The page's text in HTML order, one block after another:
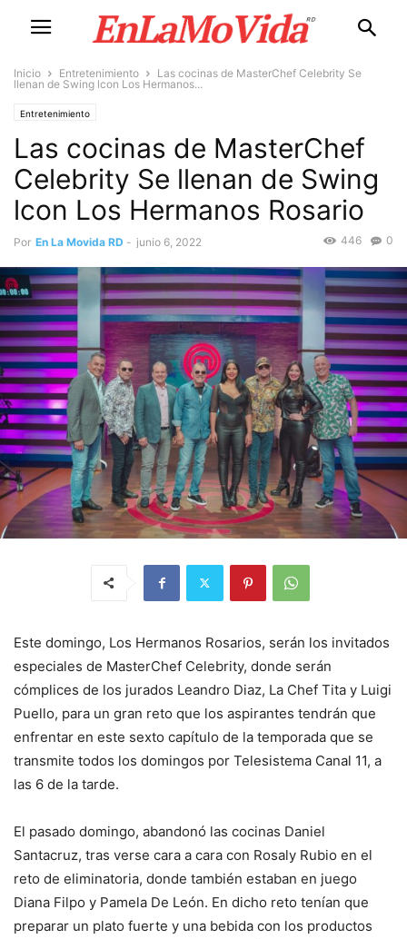
Inicio Entretenimiento
Las cocinas de MasterChef Celebrity Se
llenan de Swing lcon Los Hermanos...
Entretenimiento
Las cocinas de MasterChef
Celebrity Se llenan de Swing
lcon Los Hermanos Rosario
Por En La Movida RD - junio 6, 2022 0
446
Este domingo, Los Hermanos Rosarios, serán los invitados
especiales de MasterChef Celebrity, donde serán
cómplices de los jurados Leandro Diaz, La Chef Tita y Luigi
Puello, para un gran reto que los aspirantes tendrán que
enfrentar en este sexto capítulo de la temporada que se
transmite todos los domingos por Telesistema Canal 11, a
las 6 de la tarde.
El pasado domingo, abandonó las cocinas Daniel
Santacruz, tras verse cara a cara con Rosaly Rubio en el
reto de eliminatoria, donde también estaban en juego
Diana Filpo y Pamela De León. En dicho reto tenían que
preparar un plato fuerte y una bebida con los productos